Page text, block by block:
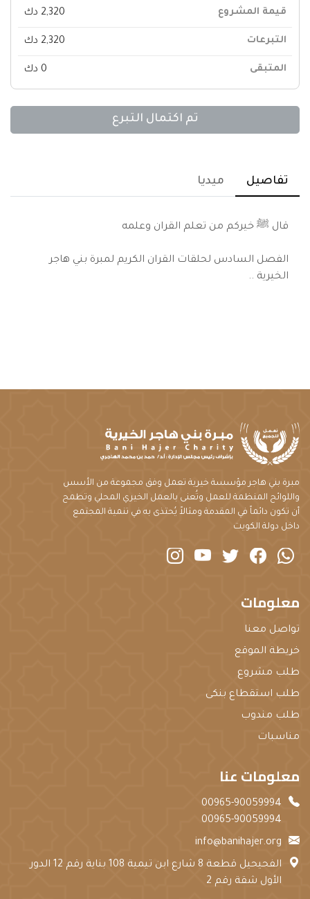
قيمة المشروع 2,320 دك
التبرعات 2,320 دك
المتبقى 0 دك
تم اكتمال التبرع
تفاصيل ميديا
قال ﷺ خيركم من تعلم القران وعلمه
الفصل السادس لحلقات القران الكريم لمبرة بني هاجر
الخيرية ..
مبرة بني هاجر مؤسسة خيرية تعمل وفق مجموعة من الأسس
واللوائح المنظمة للعمل وتُعنى بالعمل الخيري المحلي وتطمح
أن تكون دائماً في المقدمة ومثالاً يُحتذى به في تنمية المجتمع
داخل دولة الكويت
Whatsapp
Facebook
twitter
youtube
instagram
معلومات
تواصل معنا
خريطة الموقع
طلب مشروع
طلب استقطاع بنكى
طلب مندوب
مناسبات
معلومات عنا
00965-90059994
00965-90059994
info@banihajer.org
الفحيحيل قطعة 8 شارع ابن تيمية 108 بناية رقم 12 الدور
الأول شقة رقم 2